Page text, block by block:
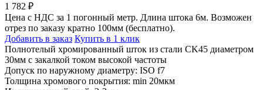
1 782 ₽
Цена с НДС за 1 погонный метр. Длина штока 6м. Возможен
отрез по заказу кратно 100мм (бесплатно).
Добавить в заказ Купить в 1 клик
Полнотелый хромированный шток из стали CK45 диаметром
30мм с закалкой током высокой частоты
Допуск по наружному диаметру: ISO f7
Толщина хромового покрытия: min 20мкм